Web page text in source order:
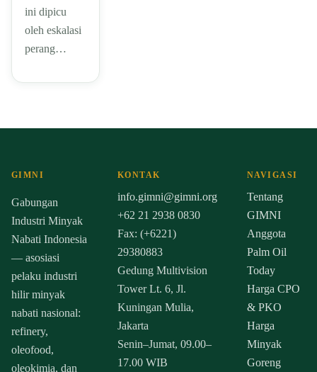
ini dipicu
oleh eskalasi
perang…
GIMNI
Gabungan
Industri Minyak
Nabati Indonesia
— asosiasi
pelaku industri
hilir minyak
nabati nasional:
refinery,
oleofood,
oleokimia, dan
KONTAK
info.gimni@gimni.org
+62 21 2938 0830
Fax: (+6221)
29380883
Gedung Multivision
Tower Lt. 6, Jl.
Kuningan Mulia,
Jakarta
Senin–Jumat, 09.00–
17.00 WIB
NAVIGASI
Tentang
GIMNI
Anggota
Palm Oil
Today
Harga CPO
& PKO
Harga
Minyak
Goreng